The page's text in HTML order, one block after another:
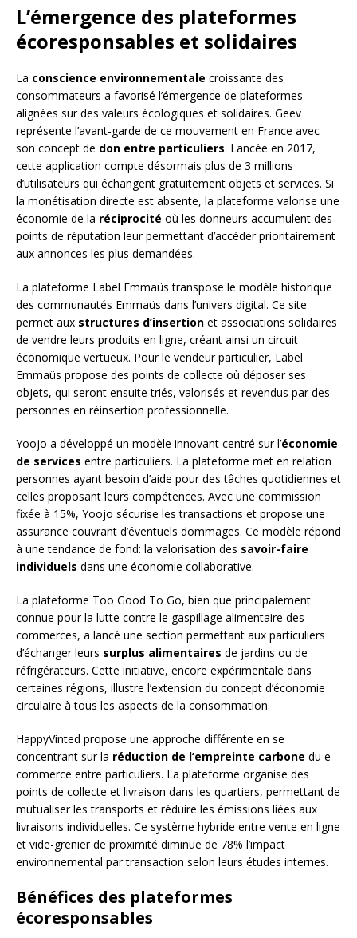
L’émergence des plateformes
écoresponsables et solidaires
La conscience environnementale croissante des
consommateurs a favorisé l’émergence de plateformes
alignées sur des valeurs écologiques et solidaires. Geev
représente l’avant-garde de ce mouvement en France avec
son concept de don entre particuliers. Lancée en 2017,
cette application compte désormais plus de 3 millions
d’utilisateurs qui échangent gratuitement objets et services. Si
la monétisation directe est absente, la plateforme valorise une
économie de la réciprocité où les donneurs accumulent des
points de réputation leur permettant d’accéder prioritairement
aux annonces les plus demandées.
La plateforme Label Emmaüs transpose le modèle historique
des communautés Emmaüs dans l’univers digital. Ce site
permet aux structures d’insertion et associations solidaires
de vendre leurs produits en ligne, créant ainsi un circuit
économique vertueux. Pour le vendeur particulier, Label
Emmaüs propose des points de collecte où déposer ses
objets, qui seront ensuite triés, valorisés et revendus par des
personnes en réinsertion professionnelle.
Yoojo a développé un modèle innovant centré sur l’économie
de services entre particuliers. La plateforme met en relation
personnes ayant besoin d’aide pour des tâches quotidiennes et
celles proposant leurs compétences. Avec une commission
fixée à 15%, Yoojo sécurise les transactions et propose une
assurance couvrant d’éventuels dommages. Ce modèle répond
à une tendance de fond: la valorisation des savoir-faire
individuels dans une économie collaborative.
La plateforme Too Good To Go, bien que principalement
connue pour la lutte contre le gaspillage alimentaire des
commerces, a lancé une section permettant aux particuliers
d’échanger leurs surplus alimentaires de jardins ou de
réfrigérateurs. Cette initiative, encore expérimentale dans
certaines régions, illustre l’extension du concept d’économie
circulaire à tous les aspects de la consommation.
HappyVinted propose une approche différente en se
concentrant sur la réduction de l’empreinte carbone du e-
commerce entre particuliers. La plateforme organise des
points de collecte et livraison dans les quartiers, permettant de
mutualiser les transports et réduire les émissions liées aux
livraisons individuelles. Ce système hybride entre vente en ligne
et vide-grenier de proximité diminue de 78% l’impact
environnemental par transaction selon leurs études internes.
Bénéfices des plateformes
écoresponsables